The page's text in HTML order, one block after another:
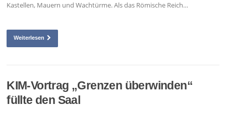
Kastellen, Mauern und Wachtürme. Als das Römische Reich…
Weiterlesen
KIM-Vortrag „Grenzen überwinden“
füllte den Saal